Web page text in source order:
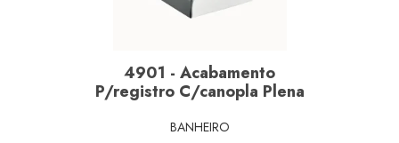
Ver detalhe
4901 - Acabamento
P/registro C/canopla Plena
BANHEIRO